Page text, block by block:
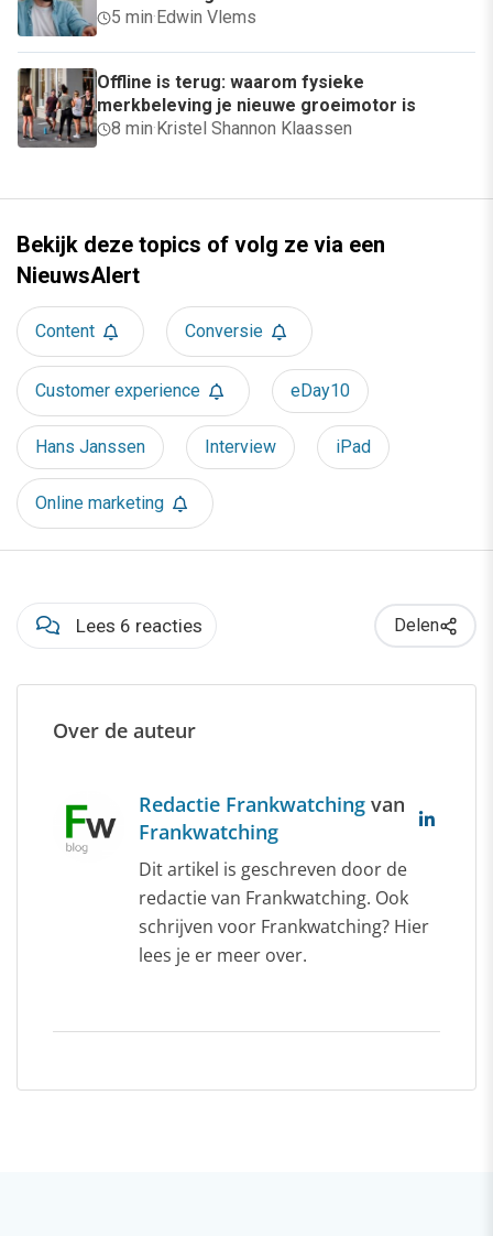
5 min· Edwin Vlems
Offline is terug: waarom fysieke
merkbeleving je nieuwe groeimotor is
8 min· Kristel Shannon Klaassen
Bekijk deze topics of volg ze via een
NieuwsAlert
Content Conversie
Customer experience eDay10
Hans Janssen Interview iPad
Online marketing
Lees 6 reacties Delen
Over de auteur
Redactie Frankwatching van
Frankwatching
Dit artikel is geschreven door de
redactie van Frankwatching. Ook
schrijven voor Frankwatching? Hier
lees je er meer over.